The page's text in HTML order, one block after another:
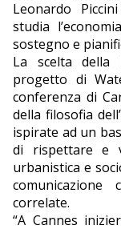
Leonardo
studia
sostegno e
La scelta della
progetto di
conferenza di
della filosofia
ispirate ad un
di rispettare e
urbanistica e
correlate.
“A Cannes